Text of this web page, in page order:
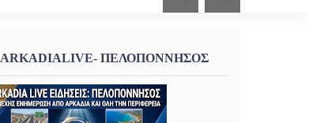
ARKADIALIVE- ΠΕΛΟΠΟΝΝΗΣΟΣ